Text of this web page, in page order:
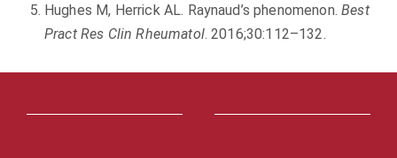
Hughes M, Herrick AL. Raynaud’s phenomenon.Best
Pract Res Clin Rheumatol. 2016;30:112–132.